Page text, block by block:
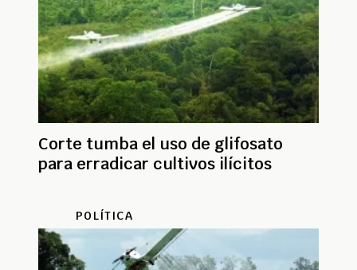
Corte tumba el uso de glifosato
para erradicar cultivos ilícitos
POLÍTICA